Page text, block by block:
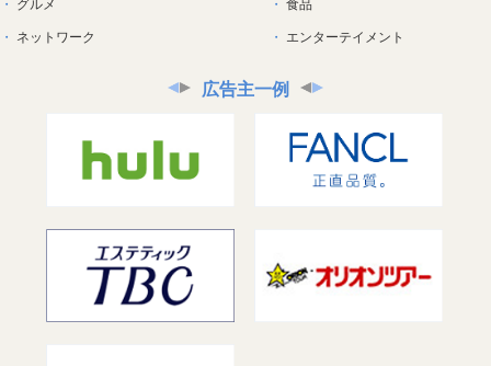
グルメ
ネットワーク
食品
エンターテイメント
広告主一例